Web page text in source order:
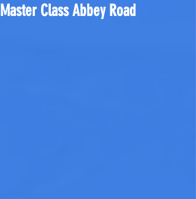
Master Class Abbey Road